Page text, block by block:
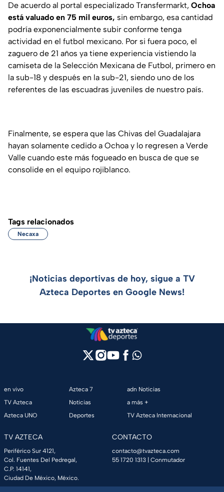
De acuerdo al portal especializado Transfermarkt, Ochoa
está valuado en 75 mil euros, sin embargo, esa cantidad
podría exponencialmente subir conforme tenga
actividad en el futbol mexicano. Por si fuera poco, el
zaguero de 21 años ya tiene experiencia vistiendo la
camiseta de la Selección Mexicana de Futbol, primero en
la sub-18 y después en la sub-21, siendo uno de los
referentes de las escuadras juveniles de nuestro país.
Finalmente, se espera que las Chivas del Guadalajara
hayan solamente cedido a Ochoa y lo regresen a Verde
Valle cuando este más fogueado en busca de que se
consolide en el equipo rojiblanco.
Tags relacionados
Necaxa
¡Noticias deportivas de hoy, sigue a TV
Azteca Deportes en Google News!
en vivo
TV Azteca
Azteca UNO
Azteca 7
Noticias
Deportes
adn Noticias
a más +
TV Azteca Internacional
TV AZTECA
Periférico Sur 4121,
Col. Fuentes Del Pedregal,
C.P. 14141,
Ciudad De México, México.
CONTACTO
contacto@tvazteca.com
55 1720 1313 | Conmutador